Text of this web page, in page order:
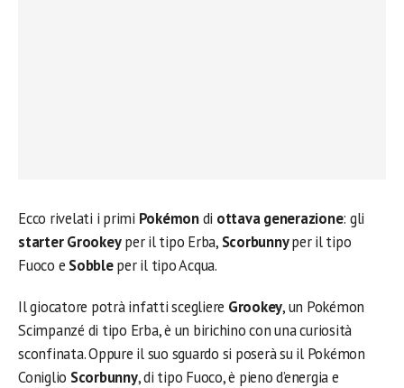
Ecco rivelati i primi Pokémondi ottava generazione: gli
starter Grookeyper il tipo Erba, Scorbunnyper il tipo
Fuoco e Sobbleper il tipo Acqua.
Il giocatore potrà infatti scegliere Grookey, un Pokémon
Scimpanzé di tipo Erba, è un birichino con una curiosità
sconfinata. Oppure il suo sguardo si poserà su il Pokémon
Coniglio Scorbunny, di tipo Fuoco, è pieno d’energia e